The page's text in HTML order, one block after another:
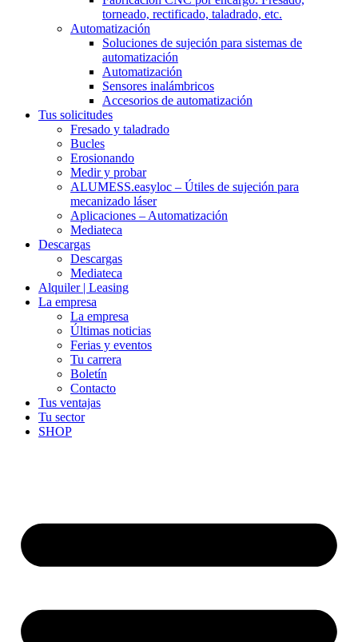
torneado, rectificado, taladrado, etc.
Automatización
Soluciones de sujeción para sistemas de
automatización
Automatización
Sensores inalámbricos
Accesorios de automatización
Tus solicitudes
Fresado y taladrado
Bucles
Erosionando
Medir y probar
ALUMESS.easyloc – Útiles de sujeción para
mecanizado láser
Aplicaciones – Automatización
Mediateca
Descargas
Descargas
Mediateca
Alquiler | Leasing
La empresa
La empresa
Últimas noticias
Ferias y eventos
Tu carrera
Boletín
Contacto
Tus ventajas
Tu sector
SHOP